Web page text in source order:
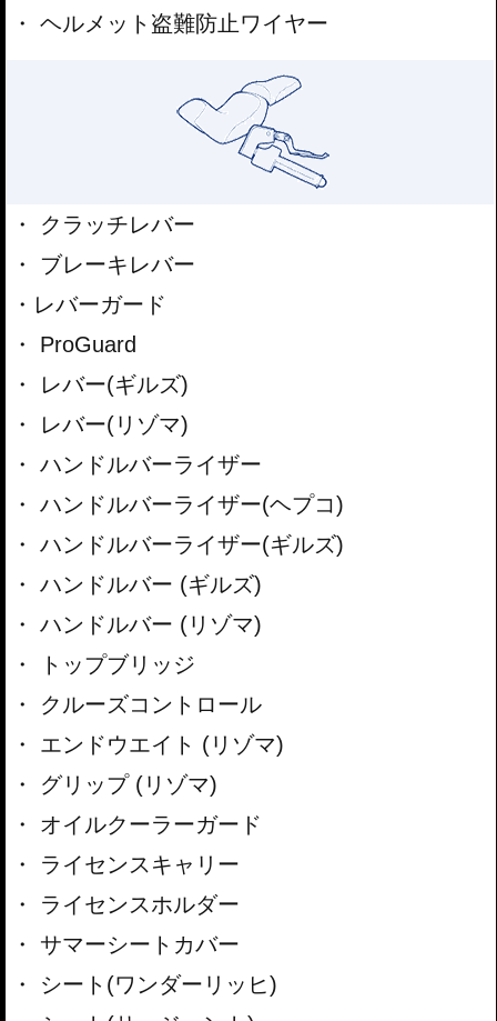
特にフレームカラーが特徴の車両には同色のエンジンガードをラインナップ
し、まるで1つのフレームであるかのような圧倒的な高い完成度を誇ります。
証であり、同時に積み重ねてきた多くの知識と技術を製品に反映させ続けてい
ることが 多くのライダーに選ばれ続けている理由です。
ヘルメット盗難防止ワイヤー
クラッチレバー
ブレーキレバー
レバーガード
ProGuard
レバー(ギルズ)
レバー(リゾマ)
ハンドルバーライザー
ハンドルバーライザー(ヘプコ)
ハンドルバーライザー(ギルズ)
ハンドルバー (ギルズ)
ハンドルバー (リゾマ)
トップブリッジ
クルーズコントロール
エンドウエイト (リゾマ)
グリップ (リゾマ)
オイルクーラーガード
ライセンスキャリー
ライセンスホルダー
サマーシートカバー
シート(ワンダーリッヒ)